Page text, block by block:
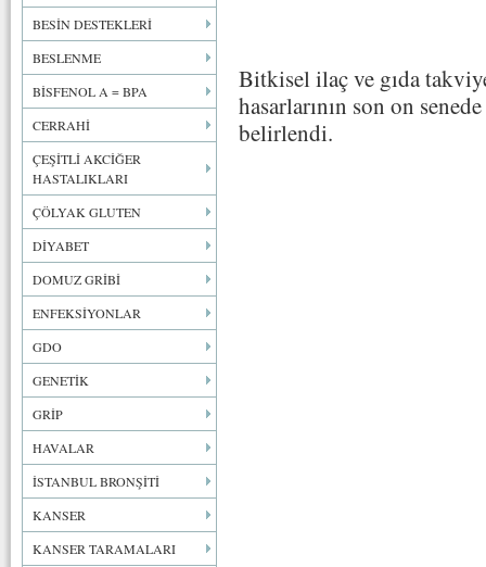
BESİN DESTEKLERİ
BESLENME
BİSFENOL A = BPA
CERRAHİ
ÇEŞİTLİ AKCİĞER
HASTALIKLARI
ÇÖLYAK GLUTEN
DİYABET
DOMUZ GRİBİ
ENFEKSİYONLAR
GDO
GENETİK
GRİP
HAVALAR
İSTANBUL BRONŞİTİ
KANSER
KANSER TARAMALARI
Bitkisel ilaç ve gıda
hasarlarının son on
belirlendi.